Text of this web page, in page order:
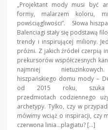
„Projektant mody musi być
formy, malarzem koloru,
powściągliwości”. Słowa
Balenciagi stały się podstawą
trendy i inspirującej miliony.
próżni. Z jakich źródeł czerpią
prekursorów współczesnych
najmniej
hiszpańskiego domu mody –
od 2015 roku, szuka
przedmiotach codziennego
archetypy. Tylko, czy w
mówimy wciąż o inspiracji, czy
czerwona linia…plagiatu? […]